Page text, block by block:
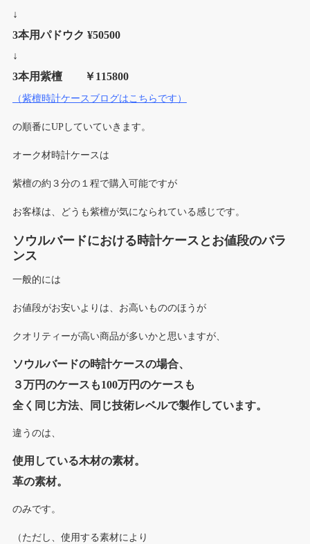
↓
3本用パドウク ¥50500
↓
3本用紫檀 ￥115800
（紫檀時計ケースブログはこちらです）
の順番にUPしていていきます。
オーク材時計ケースは
紫檀の約３分の１程で購入可能ですが
お客様は、どうも紫檀が気になられている感じです。
ソウルバードにおける時計ケースとお値段のバラ
ンス
一般的には
お値段がお安いよりは、お高いもののほうが
クオリティーが高い商品が多いかと思いますが、
ソウルバードの時計ケースの場合、
３万円のケースも100万円のケースも
全く同じ方法、同じ技術レベルで製作しています。
違うのは、
使用している木材の素材。
革の素材。
のみです。
（ただし、使用する素材により